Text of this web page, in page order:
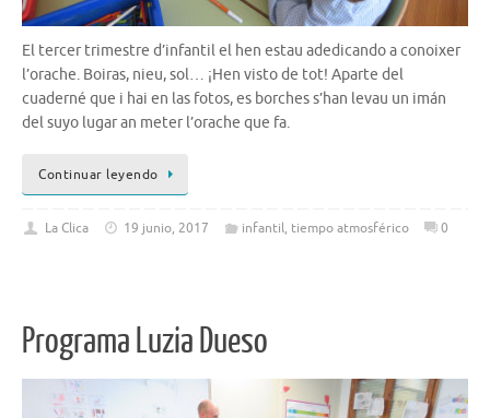
El tercer trimestre d’infantil el hen estau adedicando a conoixer
l’orache. Boiras, nieu, sol… ¡Hen visto de tot! Aparte del
cuaderné que i hai en las fotos, es borches s’han levau un imán
del suyo lugar an meter l’orache que fa.
Continuar leyendo
La Clica 19 junio, 2017 infantil, tiempo atmosférico 0
Programa Luzia Dueso